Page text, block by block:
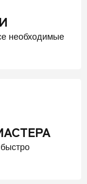
необходимые